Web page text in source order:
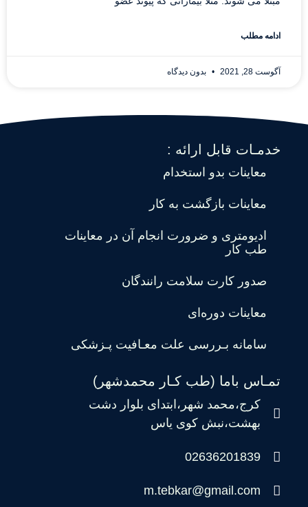
ادامه مطلب
آگوست 28, 2021 بدون دیدگاه
خدمـات قابل ارائه :
معاینات بدو استخدام
معاینات بازگشت به کار
ادیومتری و ضرورت انجام آن در معاینات
طب کار
صدور کارت سلامت رانندگان
معاینات دوره‌ای
سامانه بـررسی علت معـافیت پـزشکی
تمـاس باما (طب کـار محمدشهر)
کرج،محمد شهر،ابتدای بلوار دشت
بهشت،نبش کوی یاس
02636201839
m.tebkar@gmail.com